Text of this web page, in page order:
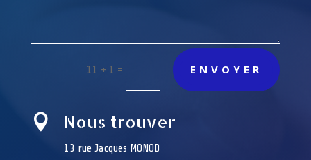
11 + 1 = ENVOYER
 Nous trouver
13 rue Jacques MONOD